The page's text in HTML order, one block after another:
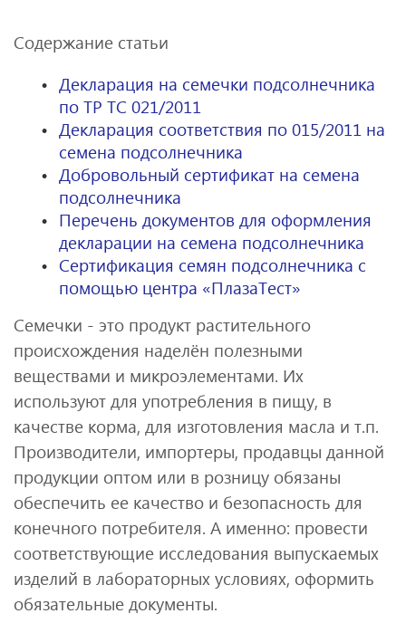
Содержание статьи
Декларация на семечки подсолнечника
по ТР ТС 021/2011
Декларация соответствия по 015/2011 на
семена подсолнечника
Добровольный сертификат на семена
подсолнечника
Перечень документов для оформления
декларации на семена подсолнечника
Сертификация семян подсолнечника с
помощью центра «ПлазаТест»
Семечки - это продукт растительного
происхождения наделён полезными
веществами и микроэлементами. Их
используют для употребления в пищу, в
качестве корма, для изготовления масла и т.п.
Производители, импортеры, продавцы данной
продукции оптом или в розницу обязаны
обеспечить ее качество и безопасность для
конечного потребителя. А именно: провести
соответствующие исследования выпускаемых
изделий в лабораторных условиях, оформить
обязательные документы.